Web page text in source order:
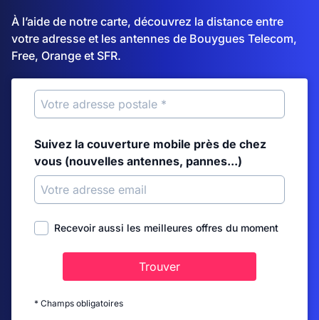
À l’aide de notre carte, découvrez la distance entre
votre adresse et les antennes de Bouygues Telecom,
Free, Orange et SFR.
Suivez la couverture mobile près de chez
vous (nouvelles antennes, pannes...)
Recevoir aussi les meilleures offres du moment
Trouver
* Champs obligatoires